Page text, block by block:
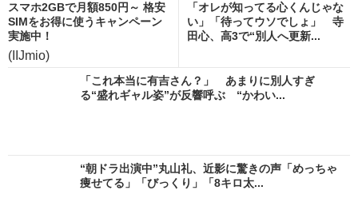
スマホ2GBで月額850円～ 格安
SIMをお得に使うキャンペーン
実施中！
(IIJmio)
「オレが知ってる心くんじゃな
い」「待ってウソでしょ」 寺
田心、高3で“別人へ更新...
「これ本当に有吉さん？」 あまりに別人すぎ
る“盛れギャル姿”が反響呼ぶ “かわい...
“朝ドラ出演中”丸山礼、近影に驚きの声「めっちゃ
痩せてる」「びっくり」「8キロ太...